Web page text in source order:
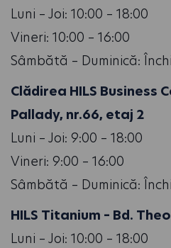
Luni – Joi: 10:00 – 18:00
Vineri: 10:00 – 16:00
Sâmbătă – Duminică:
Clădirea HILS Business
Pallady, nr.66, etaj 2
Luni – Joi: 9:00 – 18:00
Vineri: 9:00 – 16:00
Sâmbătă – Duminică:
HILS Titanium – Bd.
Luni – Joi: 10:00 – 18:00